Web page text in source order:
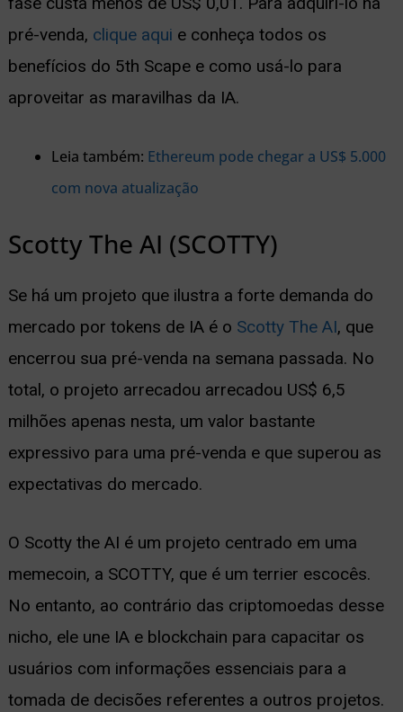
pré-venda, clique aqui e conheça todos os
benefícios do 5th Scape e como usá-lo para
aproveitar as maravilhas da IA.
Leia também: Ethereum pode chegar a US$ 5.000
com nova atualização
Scotty The AI (SCOTTY)
Se há um projeto que ilustra a forte demanda do
mercado por tokens de IA é o Scotty The AI, que
encerrou sua pré-venda na semana passada. No
total, o projeto arrecadou arrecadou US$ 6,5
milhões apenas nesta, um valor bastante
expressivo para uma pré-venda e que superou as
expectativas do mercado.
O Scotty the AI é um projeto centrado em uma
memecoin, a SCOTTY, que é um terrier escocês.
No entanto, ao contrário das criptomoedas desse
nicho, ele une IA e blockchain para capacitar os
usuários com informações essenciais para a
tomada de decisões referentes a outros projetos.